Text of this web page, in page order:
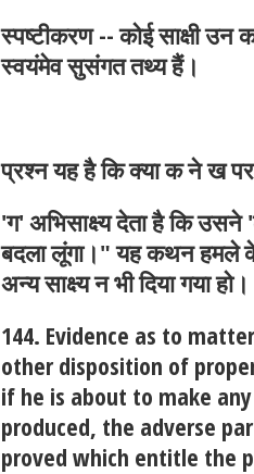
स्पष्टीकरण-- कोई साक्षी उन
स्वयंमेव सुसंगत तथ्य हैं।
प्रश्न यह है कि क्या क ने ख
'ग' अभिसाक्ष्य देता है कि
बदला लूंगा।" यह कथन हमले के
अन्य साक्ष्य न भी दिया गया हो।
144. Evidence as to
other disposition of
if he is about to make
produced, the adverse
proved which entitle the